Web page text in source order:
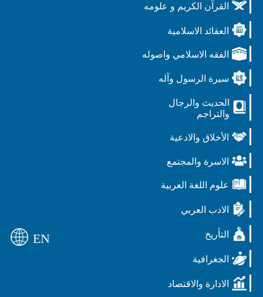
القرآن الكريم و علومه
العقائد الاسلامية
الفقه الاسلامي واصوله
سيرة الرسول وآله
الحديث والرجال
والتراجم
الأخلاق والادعية
الاسرة والمجتمع
علوم اللغة العربية
الادب العربي
التأريخ
الجغرافية
الادارة والاقتصاد
EN